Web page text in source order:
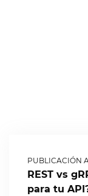
PUBLICACIÓN
REST vs
para tu